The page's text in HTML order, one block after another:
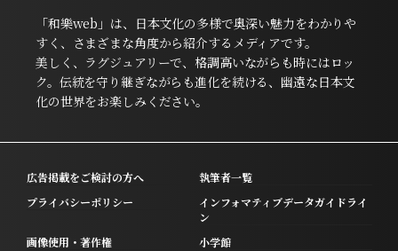
「和樂web」は、日本文化の多様で奥深い魅力をわかりや
すく、さまざまな角度から紹介するメディアです。
美しく、ラグジュアリーで、格調高いながらも時にはロッ
ク。伝統を守り継ぎながらも進化を続ける、幽遠な日本文
化の世界をお楽しみください。
広告掲載をご検討の方へ
執筆者一覧
プライバシーポリシー
インフォマティブデータガイドライ
ン
画像使用・著作権
小学館